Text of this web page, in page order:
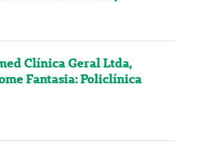
Clínica Geral Ltda,
Fantasia: Policlínica